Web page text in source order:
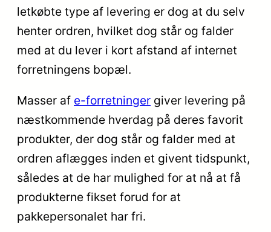
letkøbte type af levering er dog at du selv
henter ordren, hvilket dog står og falder
med at du lever i kort afstand af internet
forretningens bopæl.
Masser af e-forretninger giver levering på
næstkommende hverdag på deres favorit
produkter, der dog står og falder med at
ordren aflægges inden et givent tidspunkt,
således at de har mulighed for at nå at få
produkterne fikset forud for at
pakkepersonalet har fri.